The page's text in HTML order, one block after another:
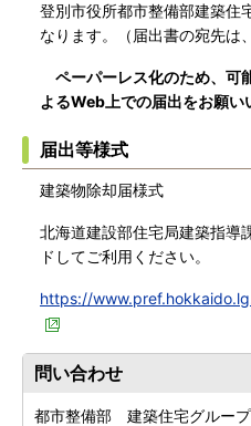
登別市役所都市整備部建築住
なります。（届出書の宛先は
ペーパーレス化のため、可
よるWeb上での届出をお願い
届出等様式
建築物除却届様式
北海道建設部住宅局建築指導
ドしてご利用ください。
https://
問い合わせ
都市整備部 建築住宅グループ